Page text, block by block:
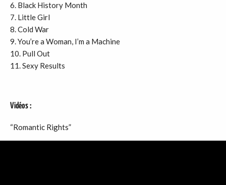
6. Black History Month
7. Little Girl
8. Cold War
9. You’re a Woman, I’m a Machine
10. Pull Out
11. Sexy Results
Vidéos :
“Romantic Rights”